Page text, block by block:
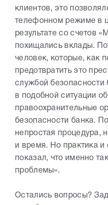
клиентов, это
телефонном режиме в
результате со счетов
похищались вклады.
человек, которые, как
предотвратить это
службой безопасности
в подобной ситуации
правоохранительные
безопасности банка.
непростая процедура,
и время. Но практика и
показал, что именно
проблемы».
Остались вопросы?